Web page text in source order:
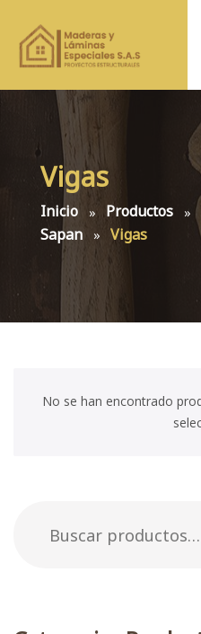
Vigas
Inicio Productos
Sapan
Vigas
No se han encontrado